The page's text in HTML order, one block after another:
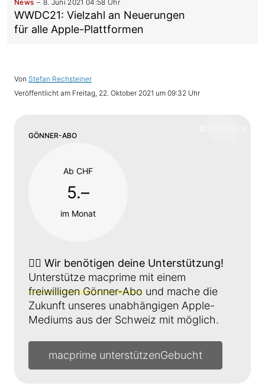
News 8. Juni 2021 04:58 Uhr
WWDC21: Vielzahl an Neuerungen
für alle Apple-Plattformen
Von Stefan Rechsteiner
Veröffentlicht am Freitag, 22. Oktober 2021 um 09:32 Uhr
GÖNNER-ABO
Ab CHF
5.–
im Monat
👉🏼 Wir benötigen deine Unterstützung!
Unterstütze macprime mit einem
freiwilligen Gönner-Abo und mache die
Zukunft unseres unabhängigen Apple-
Mediums aus der Schweiz mit möglich.
macprime unterstützen